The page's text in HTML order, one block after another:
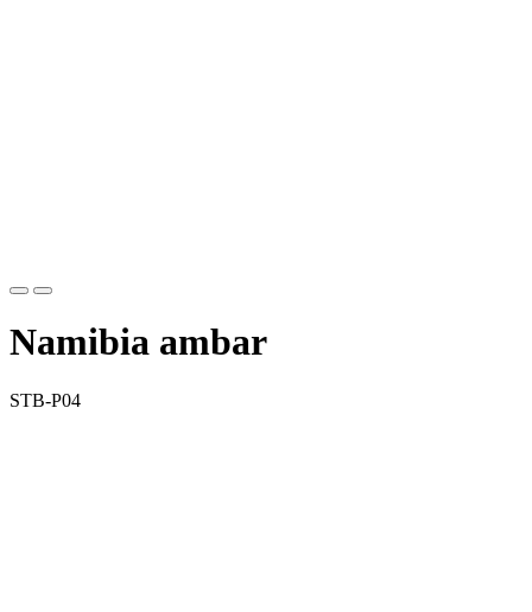
Namibia ambar
STB-P04